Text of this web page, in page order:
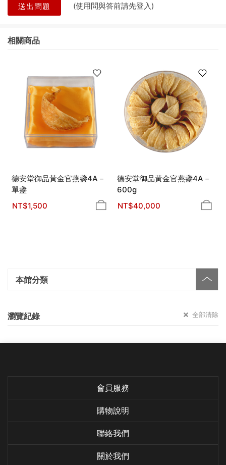
本館分類
瀏覽紀錄 全部清除
送出問題 (使用問與答前請先登入)
相關商品
德安堂御品黃金官燕盞4A－
單盞
NT$1,500
德安堂御品黃金官燕盞4A－
600g
NT$40,000
會員服務
購物說明
聯絡我們
關於我們